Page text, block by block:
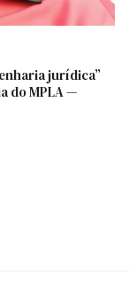
jurídica”
do MPLA —